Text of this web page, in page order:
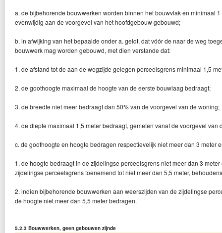
a. de bijbehorende bouwwerken worden binnen het bouwvlak en minimaal
evenwijdig aan de voorgevel van het hoofdgebouw gebouwd;
b. in afwijking van het bepaalde onder a. geldt, dat vóór de naar de weg
bouwwerk mag worden gebouwd, met dien verstande dat:
1. de afstand tot de aan de wegzijde gelegen perceelsgrens minimaal 1,5
2. de goothoogte maximaal de hoogte van de eerste bouwlaag bedraagt;
3. de breedte niet meer bedraagt dan 50% van de voorgevel van de woning;
4. de diepte maximaal 1,5 meter bedraagt, gemeten vanaf de voorgevel van
c. de goothoogte en hoogte bedragen respectievelijk niet meer dan 3 meter
1. de hoogte bedraagt in de zijdelingse perceelsgrens niet meer dan 3
zijdelingse perceelsgrens toenemend tot niet meer dan 5,5 meter,
2. indien bijbehorende bouwwerken aan weerszijden van de zijdelingse
de hoogte niet meer dan 5,5 meter bedragen.
5.2.3 Bouwwerken, geen gebouwen zijnde